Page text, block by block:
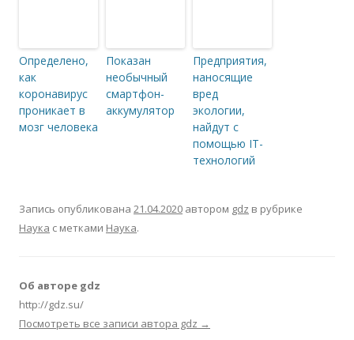
Определено,
как
коронавирус
проникает в
мозг человека
Показан
необычный
смартфон-
аккумулятор
Предприятия,
наносящие
вред
экологии,
найдут с
помощью IT-
технологий
Запись опубликована 21.04.2020 автором gdz в рубрике
Наука с метками Наука.
Об авторе gdz
http://gdz.su/
Посмотреть все записи автора gdz →